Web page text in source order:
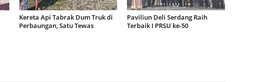
Kereta Api Tabrak Dum Truk di
Perbaungan, Satu Tewas
Paviliun Deli Serdang Raih
Terbaik I PRSU ke-50